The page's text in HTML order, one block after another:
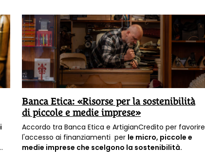
Banca Etica: «Risorse per la sostenibilità
di piccole e medie imprese»
Accordo tra Banca Etica e ArtigianCredito per favorire
l'accesso ai finanziamenti per le micro, piccole e
medie imprese che scelgono la sostenibilità.